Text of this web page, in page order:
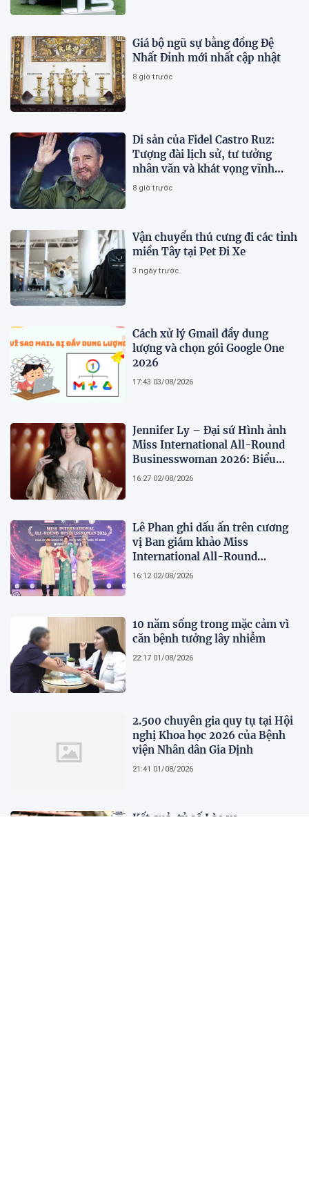
Giá bộ ngũ sự bằng đồng Đệ
Nhất Đỉnh mới nhất cập nhật
8 giờ trước
Di sản của Fidel Castro Ruz:
Tượng đài lịch sử, tư tưởng
nhân văn và khát vọng vĩnh
hằng
8 giờ trước
Vận chuyển thú cưng đi các tỉnh
miền Tây tại Pet Đi Xe
3 ngày trước
Cách xử lý Gmail đầy dung
lượng và chọn gói Google One
2026
17:43 03/08/2026
Jennifer Ly – Đại sứ Hình ảnh
Miss International All-Round
Businesswoman 2026: Biểu
tượng của nhan sắc, trí tuệ và
16:27 02/08/2026
Lê Phan ghi dấu ấn trên cương
vị Ban giám khảo Miss
International All-Round
Businesswoman 2026: Thanh
16:12 02/08/2026
10 năm sống trong mặc cảm vì
căn bệnh tưởng lây nhiễm
22:17 01/08/2026
2.500 chuyên gia quy tụ tại Hội
nghị Khoa học 2026 của Bệnh
viện Nhân dân Gia Định
21:41 01/08/2026
Kết quả, tỷ số Lào vs